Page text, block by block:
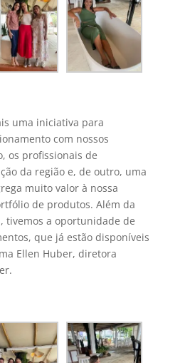
uma iniciativa para
com nossos
os profissionais de
da região e, de outro, uma
muito valor à nossa
de produtos. Além da
tivemos a oportunidade de
que já estão disponíveis
Ellen Huber, diretora